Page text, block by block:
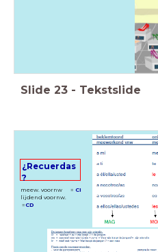
Slide 23 - Tekstslide
¿Recuerdas
?
meew. voornw =CI
lijdend voornw.
=CD